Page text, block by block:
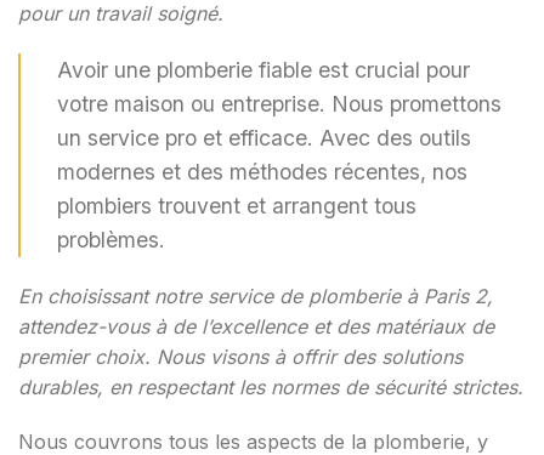
pour un travail soigné.
Avoir une plomberie fiable est crucial pour
votre maison ou entreprise. Nous promettons
un service pro et efficace. Avec des outils
modernes et des méthodes récentes, nos
plombiers trouvent et arrangent tous
problèmes.
En choisissant notre service de plomberie à Paris 2,
attendez-vous à de l’excellence et des matériaux de
premier choix. Nous visons à offrir des solutions
durables, en respectant les normes de sécurité strictes.
Nous couvrons tous les aspects de la plomberie, y